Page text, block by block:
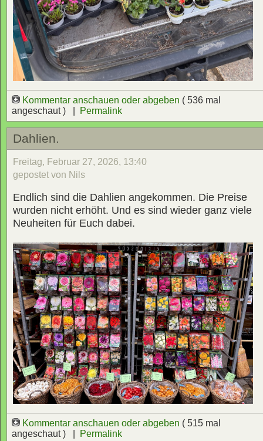
Kommentar anschauen oder abgeben ( 536 mal
angeschaut ) |
Permalink
Dahlien.
Freitag, Februar 27, 2026, 13:40
gepostet von Nils
Endlich sind die Dahlien angekommen. Die Preise
wurden nicht erhöht. Und es sind wieder ganz viele
Neuheiten für Euch dabei.
Kommentar anschauen oder abgeben ( 515 mal
angeschaut ) |
Permalink